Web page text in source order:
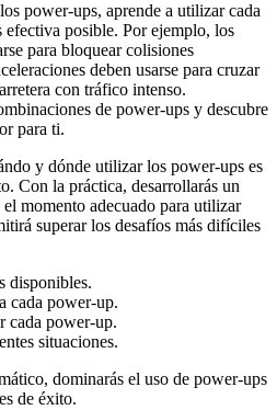
power-ups, aprende a utilizar cada
efectiva posible. Por ejemplo, los
para bloquear colisiones
deben usarse para cruzar
con tráfico intenso.
de power-ups y descubre
para ti.
y dónde utilizar los power-ups es
Con la práctica, desarrollarás un
momento adecuado para utilizar
superar los desafíos más difíciles
disponibles.
cada power-up.
cada power-up.
situaciones.
dominarás el uso de power-ups
de éxito.